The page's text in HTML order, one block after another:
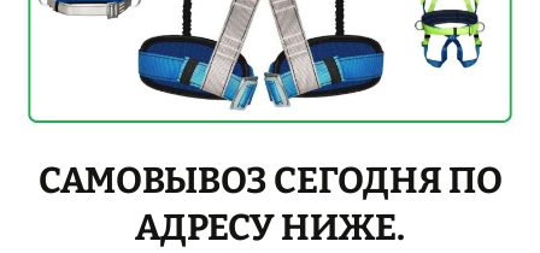
САМОВЫВОЗ СЕГОДНЯ ПО
АДРЕСУ НИЖЕ.